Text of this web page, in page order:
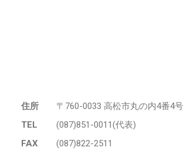
住所
〒760-0033 高松市丸の内4番4号
TEL
(087)851-0011(代表)
FAX
(087)822-2511